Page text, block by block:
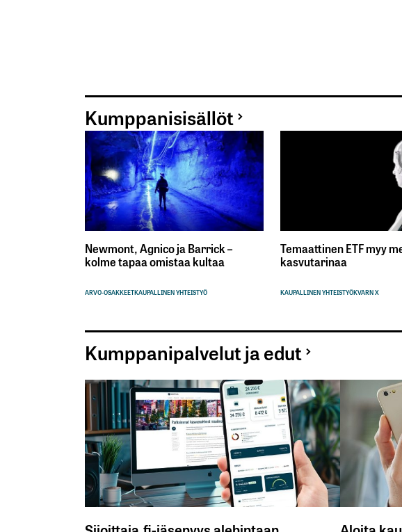
Kumppanisisällöt
Newmont, Agnico ja Barrick –
kolme tapaa omistaa kultaa
ARVO-OSAKKEETKAUPALLINEN YHTEISTYÖ
Temaattinen ETF myy
kasvutarinaa
KAUPALLINEN YHTEISTYÖKVARN X
Kumppanipalvelut ja edut